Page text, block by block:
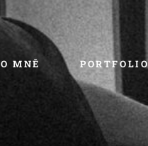
O MNĚ PORTFOLIO